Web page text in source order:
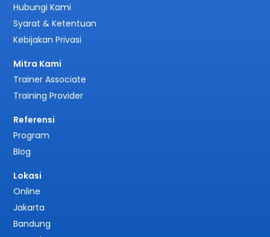
Hubungi Kami
Syarat & Ketentuan
Kebijakan Privasi
Mitra Kami
Trainer Associate
Training Provider
Referensi
Program
Blog
Lokasi
Online
Jakarta
Bandung